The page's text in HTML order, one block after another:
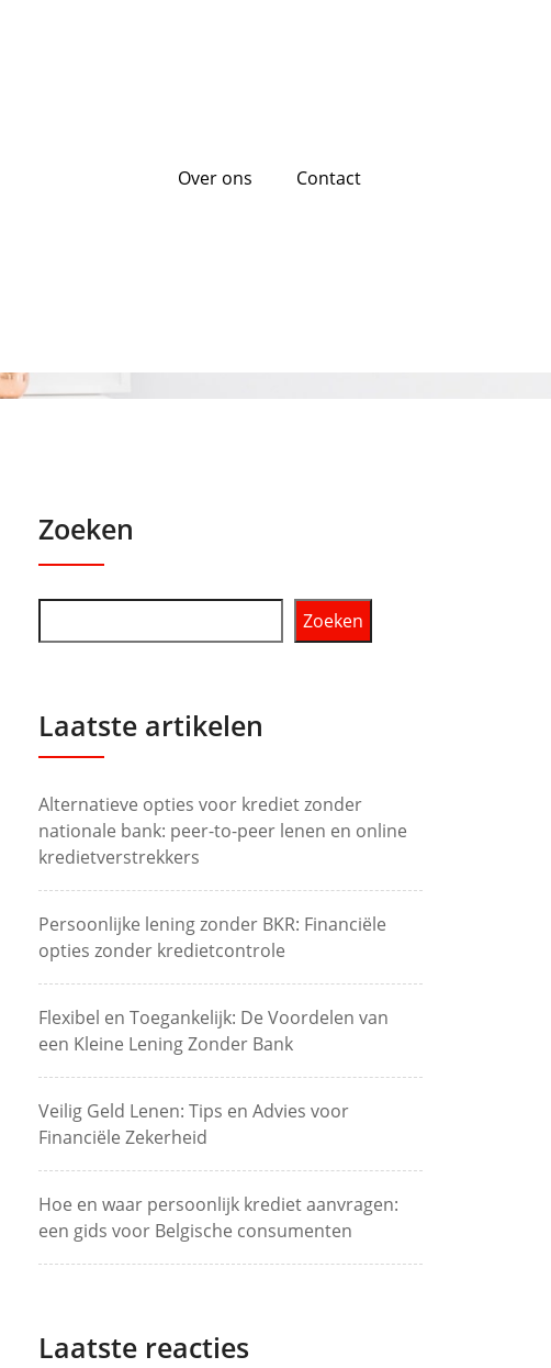
Over ons Contact
voor uw motor
Zoeken
Zoeken
Laatste artikelen
Alternatieve opties voor krediet zonder
nationale bank: peer-to-peer lenen en online
kredietverstrekkers
Persoonlijke lening zonder BKR: Financiële
opties zonder kredietcontrole
Flexibel en Toegankelijk: De Voordelen van
een Kleine Lening Zonder Bank
Veilig Geld Lenen: Tips en Advies voor
Financiële Zekerheid
Hoe en waar persoonlijk krediet aanvragen:
een gids voor Belgische consumenten
Laatste reacties